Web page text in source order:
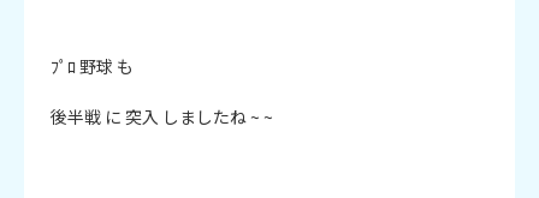
ﾌﾟﾛ 野球 も
後半戦 に 突入 しましたね ~ ~